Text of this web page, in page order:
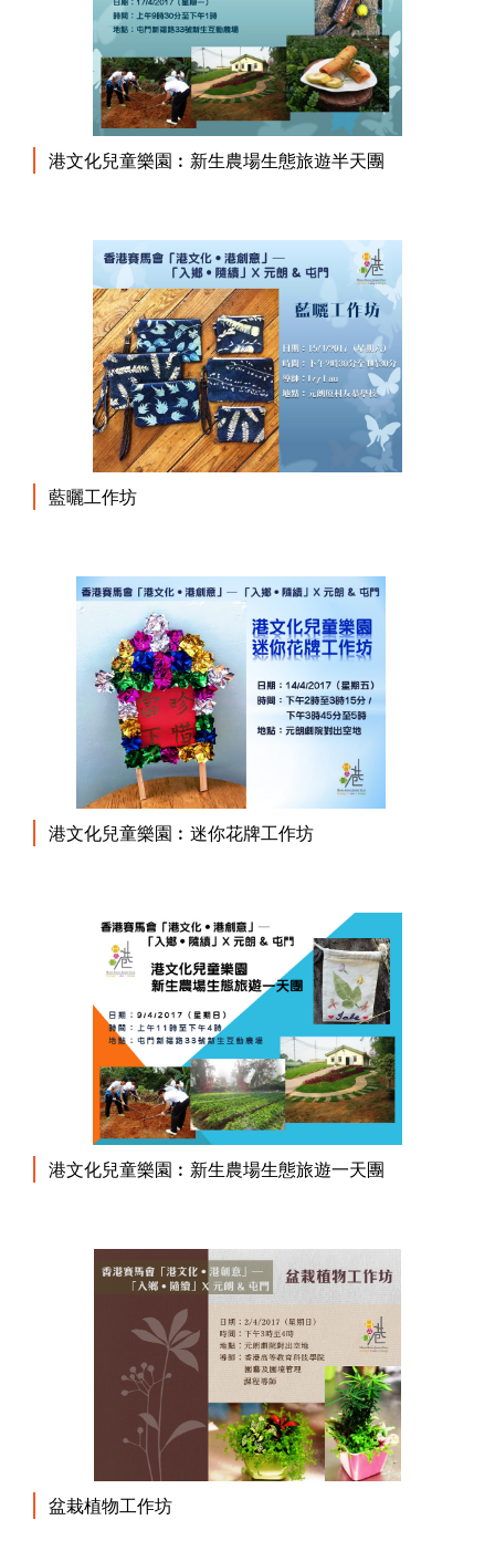
港文化兒童樂園︰新生農場生態旅遊半天團
藍曬工作坊
港文化兒童樂園︰迷你花牌工作坊
港文化兒童樂園︰新生農場生態旅遊一天團
盆栽植物工作坊